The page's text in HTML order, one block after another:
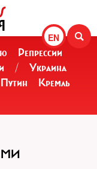
EN
Репрессии
/
Украина
Путин
Кремль